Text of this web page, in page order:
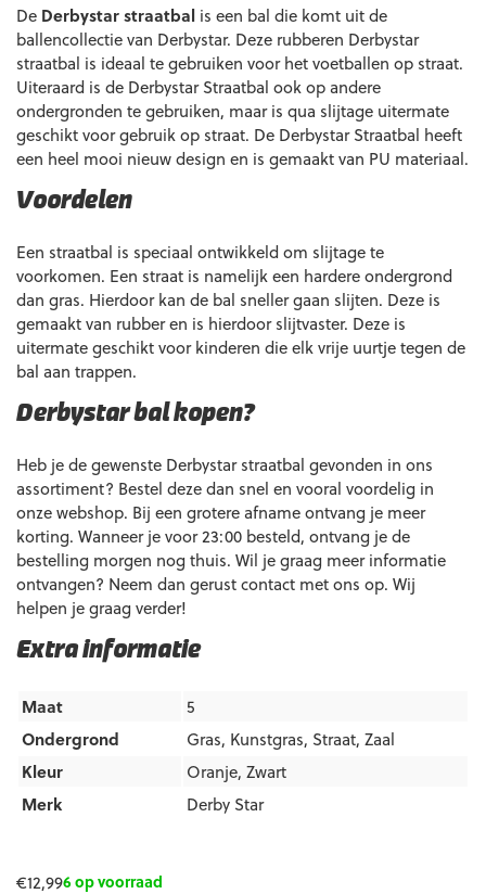
€12,996 op voorraad
Extra informatie
Maat
5
Ondergrond
Gras, Kunstgras, Straat, Zaal
Kleur
Oranje, Zwart
Merk
Derby Star
De Derbystar straatbal is een bal die komt uit de
ballencollectie van Derbystar. Deze rubberen Derbystar
straatbal is ideaal te gebruiken voor het voetballen op straat.
Uiteraard is de Derbystar Straatbal ook op andere
ondergronden te gebruiken, maar is qua slijtage uitermate
geschikt voor gebruik op straat. De Derbystar Straatbal heeft
een heel mooi nieuw design en is gemaakt van PU materiaal.
Voordelen
Een straatbal is speciaal ontwikkeld om slijtage te
voorkomen. Een straat is namelijk een hardere ondergrond
dan gras. Hierdoor kan de bal sneller gaan slijten. Deze is
gemaakt van rubber en is hierdoor slijtvaster. Deze is
uitermate geschikt voor kinderen die elk vrije uurtje tegen de
bal aan trappen.
Derbystar bal kopen?
Heb je de gewenste Derbystar straatbal gevonden in ons
assortiment? Bestel deze dan snel en vooral voordelig in
onze webshop. Bij een grotere afname ontvang je meer
korting. Wanneer je voor 23:00 besteld, ontvang je de
bestelling morgen nog thuis. Wil je graag meer informatie
ontvangen? Neem dan gerust contact met ons op. Wij
helpen je graag verder!